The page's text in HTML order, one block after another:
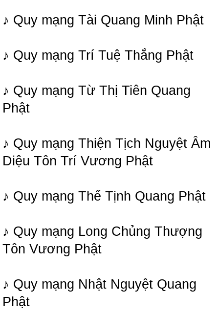
♪ Quy mạng Tài Quang Minh Phật
♪ Quy mạng Trí Tuệ Thắng Phật
♪ Quy mạng Từ Thị Tiên Quang
Phật
♪ Quy mạng Thiện Tịch Nguyệt Âm
Diệu Tôn Trí Vương Phật
♪ Quy mạng Thế Tịnh Quang Phật
♪ Quy mạng Long Chủng Thượng
Tôn Vương Phật
♪ Quy mạng Nhật Nguyệt Quang
Phật